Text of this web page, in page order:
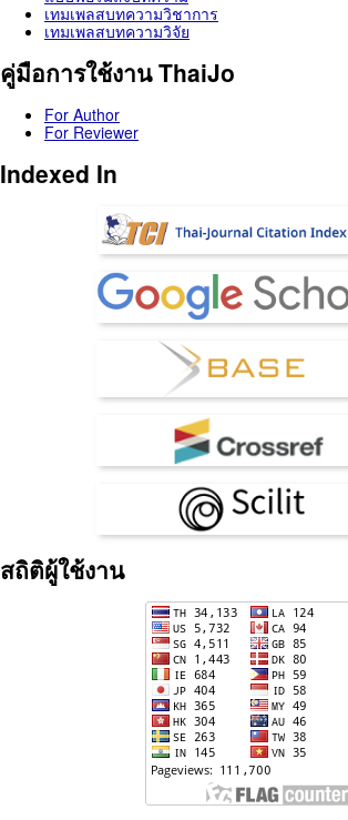
เทมเพลสบทความวิชาการ
เทมเพลสบทความวิจัย
คู่มือการใช้งาน ThaiJo
For Author
For Reviewer
Indexed In
สถิติผู้ใช้งาน